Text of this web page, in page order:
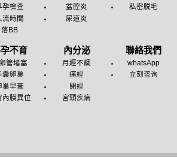
孕檢查
流時間
落BB
盆腔炎
尿道炎
私密脱毛
不育
管堵塞
囊卵巢
巢早衰
內膜異位
內分泌
月經不調
痛經
閉經
宮頸疾病
聯絡我們
whatsApp
立刻咨询